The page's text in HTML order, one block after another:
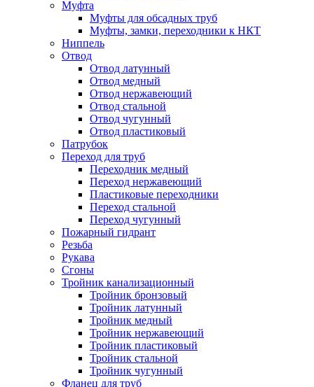
Муфта
Муфты для обсадных труб
Муфты, замки, переходники к НКТ
Ниппель
Отвод
Отвод латунный
Отвод медный
Отвод нержавеющий
Отвод стальной
Отвод чугунный
Отвод пластиковый
Патрубок
Переход для труб
Переходник медный
Переход нержавеющий
Пластиковые переходники
Переход стальной
Переход чугунный
Пожарный гидрант
Резьба
Рукава
Сгоны
Тройник канализационный
Тройник бронзовый
Тройник латунный
Тройник медный
Тройник нержавеющий
Тройник пластиковый
Тройник стальной
Тройник чугунный
Фланец для труб